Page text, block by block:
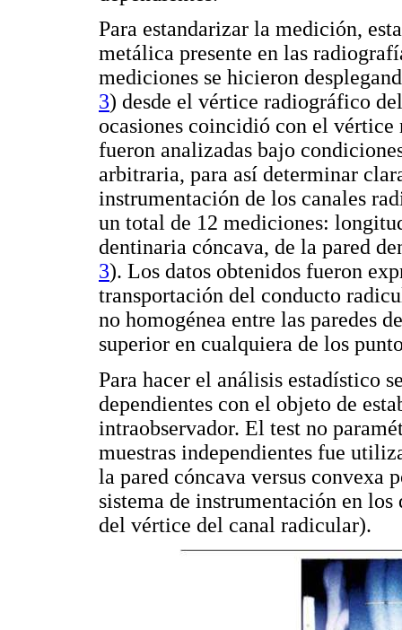
Para estandarizar la medición,
metálica presente en las
mediciones se hicieron
3) desde el vértice radiográfico
ocasiones coincidió con el
fueron analizadas bajo
arbitraria, para así determinar
instrumentación de los canales
un total de 12 mediciones:
dentinaria cóncava, de la pared
3). Los datos obtenidos fueron
transportación del conducto
no homogénea entre las paredes
superior en cualquiera de los
Para hacer el análisis estadístico
dependientes con el objeto de
intraobservador. El test no
muestras independientes fue
la pared cóncava versus convexa
sistema de instrumentación en
del vértice del canal radicular).